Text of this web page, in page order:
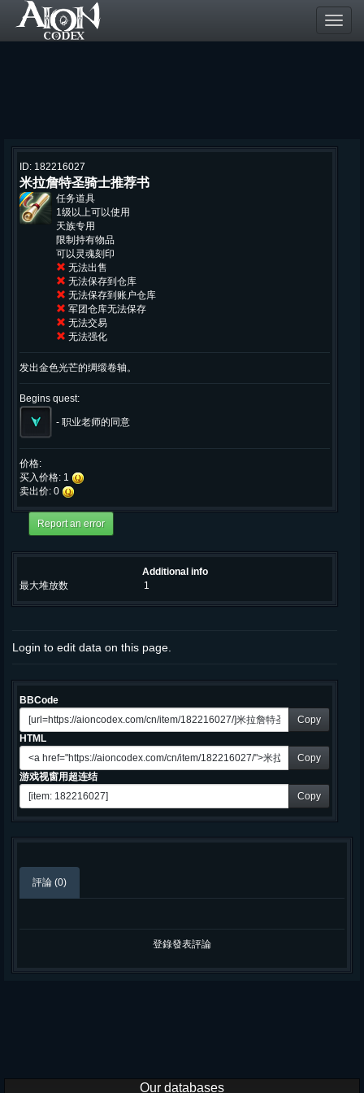
ID: 182216027
米拉詹特圣骑士推荐书
任务道具
1级以上可以使用
天族专用
限制持有物品
可以灵魂刻印
无法出售
无法保存到仓库
无法保存到账户仓库
军团仓库无法保存
无法交易
无法强化
发出金色光芒的绸缎卷轴。
Begins quest:
- 职业老师的同意
价格:
买入价格: 1
卖出价: 0
Additional info
最大堆放数
1
Login to edit data on this page.
BBCode
Copy
HTML
Copy
游戏视窗用超连结
Copy
評論 (0)
登錄發表評論
Our databases